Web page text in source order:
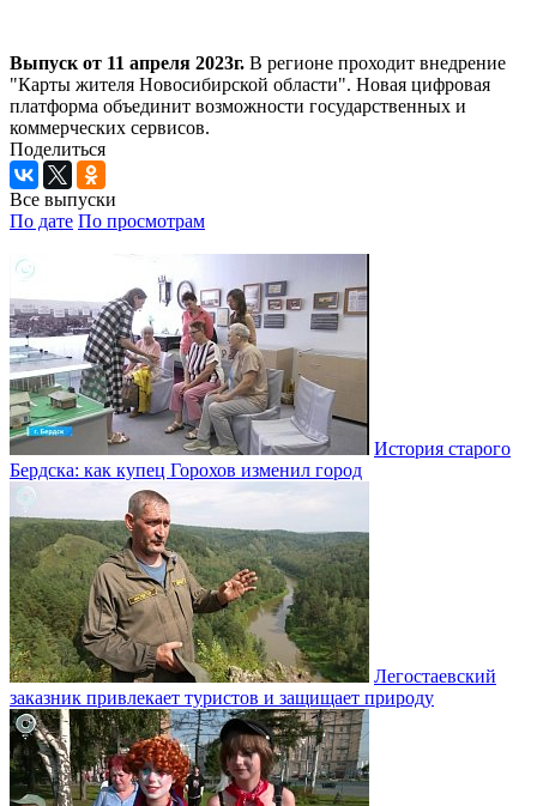
Выпуск от 11 апреля 2023г. В регионе проходит внедрение
"Карты жителя Новосибирской области". Новая цифровая
платформа объединит возможности государственных и
коммерческих сервисов.
Поделиться
Все выпуски
По дате По просмотрам
История старого
Бердска: как купец Горохов изменил город
Легостаевский
заказник привлекает туристов и защищает природу